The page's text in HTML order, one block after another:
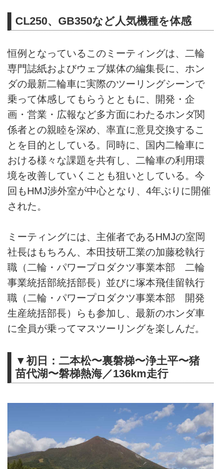
CL250、GB350など人気機種を体感
恒例となっているこのミーティングは、二輪
専門誌紙およびウェブ媒体の編集長に、ホン
ダの最新二輪車に実際のツーリングシーンで
乗って体感してもらうとともに、開発・企
画・営業・広報など多方面にわたるホンダ関
係者との親睦を深め、率直に意見交換するこ
とを目的としている。同時に、国内二輪車に
おける様々な課題を共有し、二輪車の利用環
境を改善していくことも狙いとしている。今
回もHMJ渉外室が中心となり、4年ぶりに開催
された。
ミーティングには、主催者であるHMJの室岡
社長はもちろん、本田技研工業の加藤稔執行
職（二輪・パワープロダクツ事業本部 二輪
事業統括部統括部長）並びに塚本飛佳留執行
職（二輪・パワープロダクツ事業本部 開発
生産統括部長）らも参加し、最新のホンダ車
に全員が乗ってマスツーリングを楽しんだ。
▼初日：二本松〜裏磐梯〜浄土平〜猪
苗代湖〜磐梯熱海／136km走行